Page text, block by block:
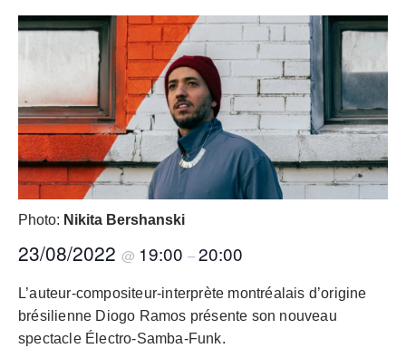
Photo: Nikita Bershanski
23/08/2022 @ 19:00 –20:00
L’auteur-compositeur-interprète montréalais d’origine
brésilienne Diogo Ramos présente son nouveau
spectacle Électro-Samba-Funk.